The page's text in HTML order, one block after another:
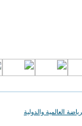
العالمية والدولية